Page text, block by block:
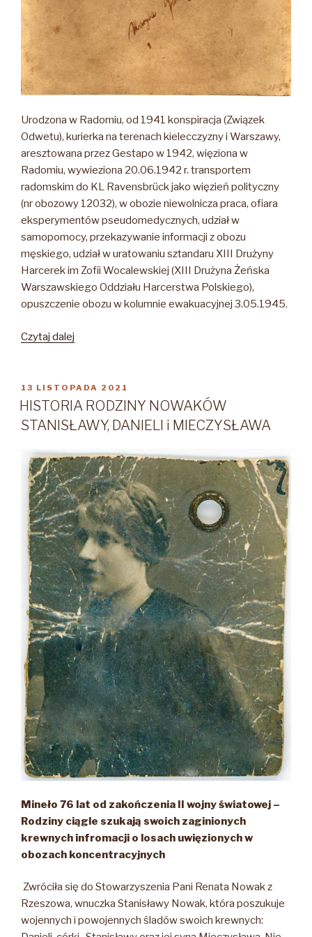
Urodzona w Radomiu, od 1941 konspiracja (Związek
Odwetu), kurierka na terenach kielecczyzny i Warszawy,
aresztowana przez Gestapo w 1942, więziona w
Radomiu, wywieziona 20.06.1942 r. transportem
radomskim do KL Ravensbrück jako więzień polityczny
(nr obozowy 12032), w obozie niewolnicza praca, ofiara
eksperymentów pseudomedycznych, udział w
samopomocy, przekazywanie informacji z obozu
męskiego, udział w uratowaniu sztandaru XIII Drużyny
Harcerek im Zofii Wocalewskiej (XIII Drużyna Żeńska
Warszawskiego Oddziału Harcerstwa Polskiego),
opuszczenie obozu w kolumnie ewakuacyjnej 3.05.1945.
Czytaj dalej
domo
Marianna
Jastrzębska
2001”
OPUBLIKOWANE
W
13 LISTOPADA 2021
HISTORIA RODZINY NOWAKÓW
STANISŁAWY, DANIELI i MIECZYSŁAWA
Mineło 76 lat od zakończenia II wojny światowej –
Rodziny ciągle szukają swoich zaginionych
krewnych infromacji o losach uwięzionych w
obozach koncentracyjnych
Zwróciła się do Stowarzyszenia Pani Renata Nowak z
Rzeszowa, wnuczka Stanisławy Nowak, która poszukuje
wojennych i powojennych śladów swoich krewnych: